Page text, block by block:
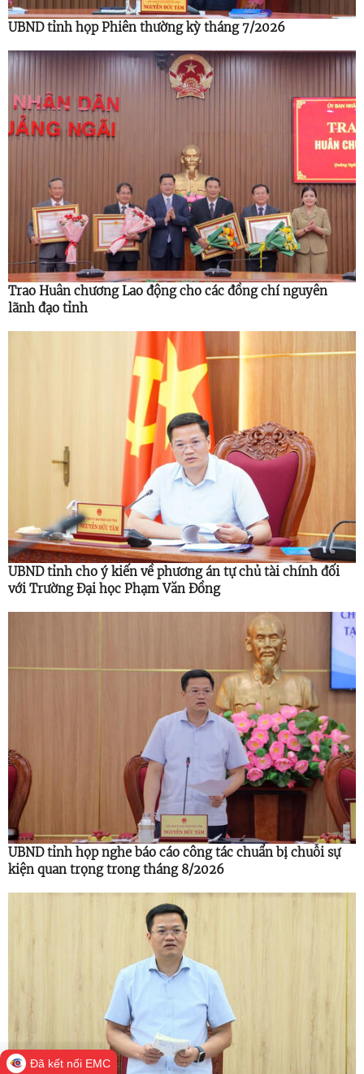
UBND tỉnh họp Phiên thường kỳ tháng 7/2026
Trao Huân chương Lao động cho các đồng chí nguyên
lãnh đạo tỉnh
UBND tỉnh cho ý kiến về phương án tự chủ tài chính đối
với Trường Đại học Phạm Văn Đồng
UBND tỉnh họp nghe báo cáo công tác chuẩn bị chuỗi sự
kiện quan trọng trong tháng 8/2026
Đã kết nối EMC